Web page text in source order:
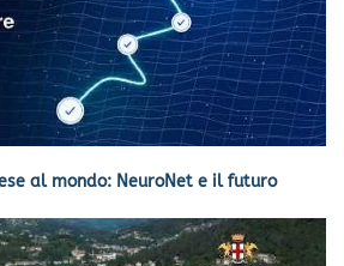
al mondo: NeuroNet e il futuro